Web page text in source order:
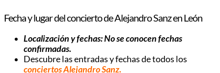
Fecha y lugar del concierto de Alejandro Sanz en León
Localización y fechas: No se conocen fechas
confirmadas.
Descubre las entradas y fechas de todos los
conciertos Alejandro Sanz.